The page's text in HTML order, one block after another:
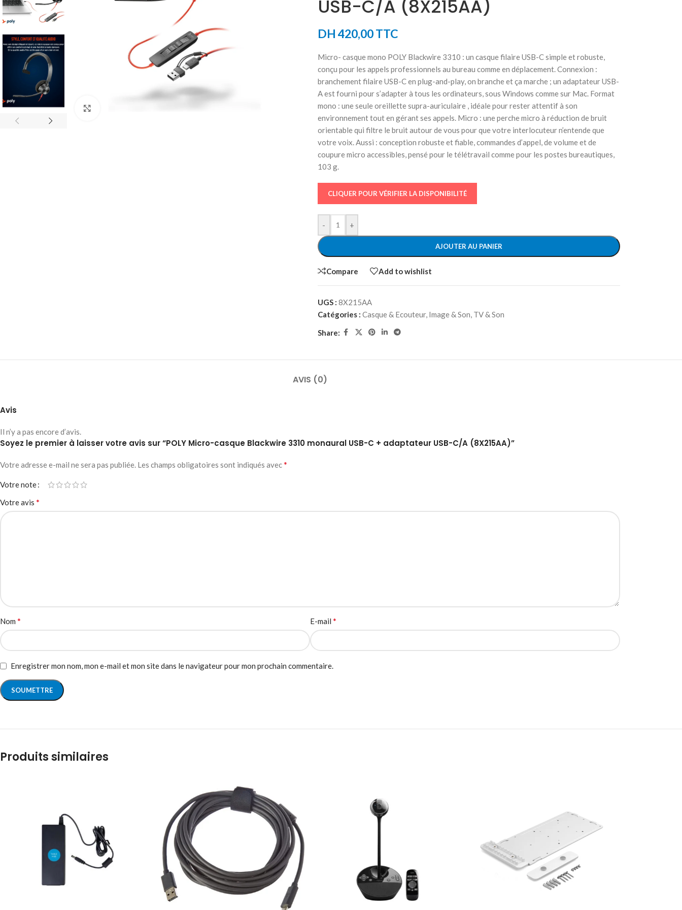
USB-C/A (8X215AA)
DH 420,00TTC
Micro- casque mono POLY Blackwire 3310 : un casque filaire USB-C simple et robuste,
conçu pour les appels professionnels au bureau comme en déplacement. Connexion :
branchement filaire USB-C en plug-and-play, on branche et ça marche ; un adaptateur USB-
A est fourni pour s’adapter à tous les ordinateurs, sous Windows comme sur Mac. Format
mono : une seule oreillette supra-auriculaire , idéale pour rester attentif à son
environnement tout en gérant ses appels. Micro : une perche micro à réduction de bruit
orientable qui filtre le bruit autour de vous pour que votre interlocuteur n’entende que
votre voix. Aussi : conception robuste et fiable, commandes d’appel, de volume et de
coupure micro accessibles, pensé pour le télétravail comme pour les postes bureautiques,
103 g.
CLIQUER POUR VÉRIFIER LA DISPONIBILITÉ
- +
AJOUTER AU PANIER
Compare Add to wishlist
UGS : 8X215AA
Catégories : Casque & Ecouteur, Image & Son, TV & Son
Share:
AVIS (0)
Avis
Il n’y a pas encore d’avis.
Soyez le premier à laisser votre avis sur “POLY Micro-casque Blackwire 3310 monaural USB-C + adaptateur USB-C/A (8X215AA)”
Votre adresse e-mail ne sera pas publiée. Les champs obligatoires sont indiqués avec*
Votre note
Votre avis *
Nom * E-mail *
Enregistrer mon nom, mon e-mail et mon site dans le navigateur pour mon prochain commentaire.
Produits similaires